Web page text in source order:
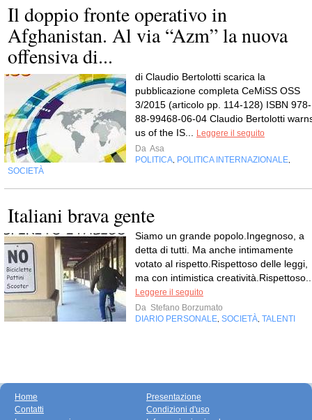
Il doppio fronte operativo in
Afghanistan. Al via “Azm” la nuova
offensiva di...
di Claudio Bertolotti scarica la
pubblicazione completa CeMiSS OSS
3/2015 (articolo pp. 114-128) ISBN 978-
88-99468-06-04 Claudio Bertolotti
us of the IS...
Leggere il seguito
Da Asa
POLITICA POLITICA INTERNAZIONALE
SOCIETÀ
Italiani brava gente
Siamo un grande popolo.Ingegnoso, a
detta di tutti. Ma anche intimamente
votato al rispetto.Rispettoso delle leggi,
ma con intimistica
Leggere il seguito
Da Stefano Borzumato
DIARIO PERSONALE SOCIETÀ TALENTI
Home
Contatti
Presentazione
Condizioni d'uso